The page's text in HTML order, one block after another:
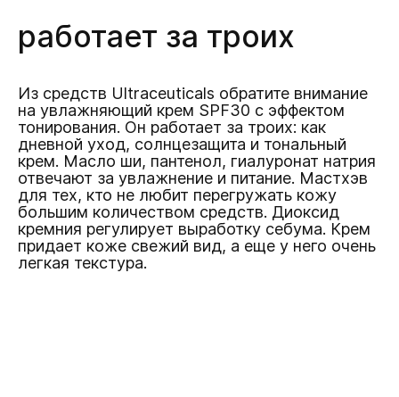
работает за троих
Из средств Ultraceuticals обратите внимание
на увлажняющий крем SPF30 c эффектом
тонирования. Он работает за троих: как
дневной уход, солнцезащита и тональный
крем. Масло ши, пантенол, гиалуронат натрия
отвечают за увлажнение и питание. Мастхэв
для тех, кто не любит перегружать кожу
большим количеством средств. Диоксид
кремния регулирует выработку себума. Крем
придает коже свежий вид, а еще у него очень
легкая текстура.